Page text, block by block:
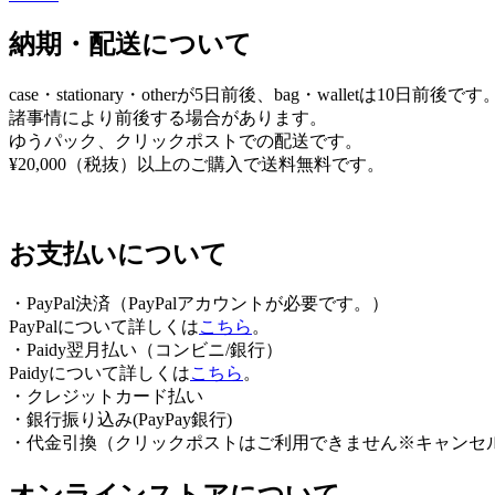
ー
シ
ョ
ン
納期・配送について
case・stationary・otherが5日前後、bag・walletは10日前後です。
諸事情により前後する場合があります。
ゆうパック、クリックポストでの配送です。
¥20,000（税抜）以上のご購入で送料無料です。
お支払いについて
・PayPal決済（PayPalアカウントが必要です。）
PayPalについて詳しくはこちら。
・Paidy翌⽉払い（コンビニ/銀⾏）
Paidyについて詳しくはこちら。
・クレジットカード払い
・銀行振り込み(PayPay銀行)
・代金引換（クリックポストはご利用できません※キャンセ